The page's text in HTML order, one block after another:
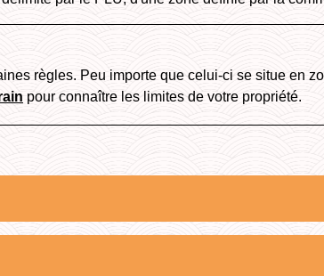
règles. Peu importe que celui-ci se situe en
pour connaître les limites de votre propriété.